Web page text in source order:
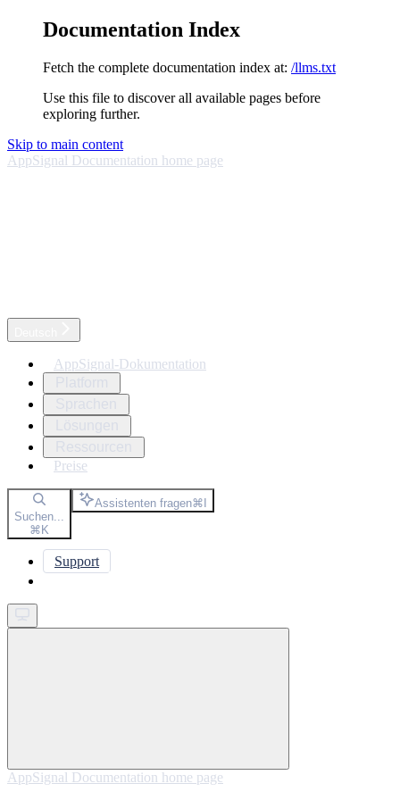
Documentation Index
Fetch the complete documentation index at: /llms.txt
Use this file to discover all available pages before
exploring further.
Skip to main content
AppSignal Documentation home page
AppSignal-Dokumentation
Preise
Suchen...
⌘K
Assistenten fragen⌘I
Support
AppSignal Documentation home page